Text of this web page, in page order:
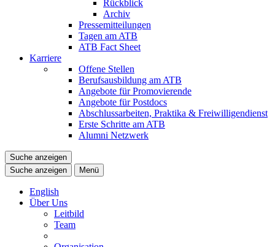
Rückblick
Archiv
Pressemitteilungen
Tagen am ATB
ATB Fact Sheet
Karriere
Offene Stellen
Berufsausbildung am ATB
Angebote für Promovierende
Angebote für Postdocs
Abschlussarbeiten, Praktika & Freiwilligendienst
Erste Schritte am ATB
Alumni Netzwerk
Suche anzeigen
Suche anzeigen
Menü
English
Über Uns
Leitbild
Team